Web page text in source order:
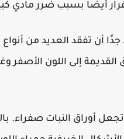
أيضًا بسبب ضرر مادي
أن تفقد العديد من أنواع
إلى اللون الأصفر
أوراق النبات صفراء.